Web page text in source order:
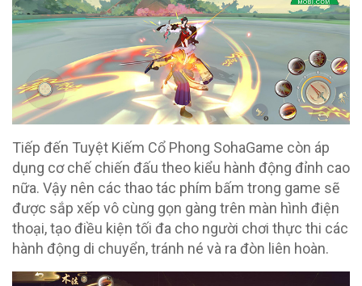
Tiếp đến Tuyệt Kiếm Cổ Phong SohaGame còn áp
dụng cơ chế chiến đấu theo kiểu hành động đỉnh cao
nữa. Vậy nên các thao tác phím bấm trong game sẽ
được sắp xếp vô cùng gọn gàng trên màn hình điện
thoại, tạo điều kiện tối đa cho người chơi thực thi các
hành động di chuyển, tránh né và ra đòn liên hoàn.